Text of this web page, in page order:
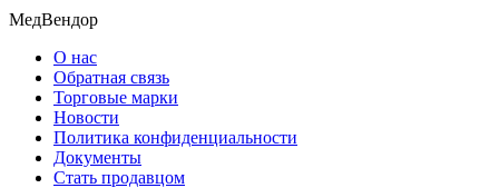
МедВендор
О нас
Обратная связь
Торговые марки
Новости
Политика конфиденциальности
Документы
Стать продавцом